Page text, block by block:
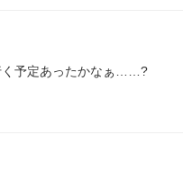
く予定あったかなぁ……?